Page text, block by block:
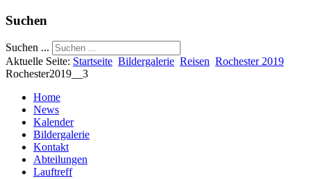
Suchen
Suchen ...
Aktuelle Seite: Startseite Bildergalerie Reisen Rochester 2019
Rochester2019__3
Home
News
Kalender
Bildergalerie
Kontakt
Abteilungen
Lauftreff